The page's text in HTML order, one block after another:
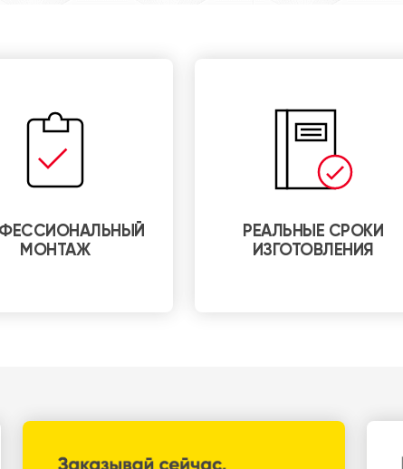
МОНТАЖ
РЕАЛЬНЫЕ СРОКИ
ИЗГОТОВЛЕНИЯ